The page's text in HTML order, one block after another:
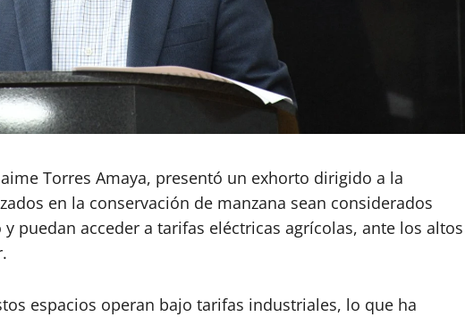
Torres Amaya, presentó un exhorto dirigido a la
en la conservación de manzana sean considerados
puedan acceder a tarifas eléctricas agrícolas, ante los altos
espacios operan bajo tarifas industriales, lo que ha